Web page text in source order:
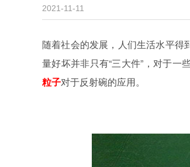
2021-11-11
随着社会的发展，人们生活水平得
量好坏并非只有“三大件”，对于一
粒子对于反射碗的应用。